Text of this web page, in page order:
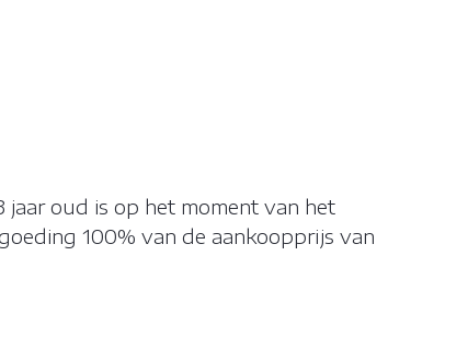
van
met een
oud is op het moment van het
100% van de aankoopprijs van